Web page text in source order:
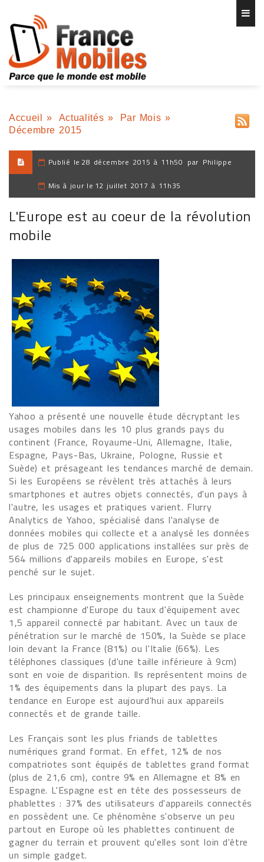
Accueil » Actualités » Par Mois »
Décembre 2015
Publié le 28 décembre 2015 à 11h50 par Philippe
Mis à jour le 12 juillet 2017 à 11h35
L'Europe est au coeur de la révolution
mobile
Yahoo a présenté une nouvelle étude décryptant les
usages mobiles dans les 10 plus grands pays du
continent (France, Royaume-Uni, Allemagne, Italie,
Espagne, Pays-Bas, Ukraine, Pologne, Russie et
Suède) et présageant les tendances marché de demain.
Si les Européens se révèlent très attachés à leurs
smartphones et autres objets connectés, d'un pays à
l'autre, les usages et pratiques varient. Flurry
Analytics de Yahoo, spécialisé dans l'analyse de
données mobiles qui collecte et a analysé les données
de plus de 725 000 applications installées sur près de
564 millions d'appareils mobiles en Europe, s'est
penché sur le sujet.
Les principaux enseignements montrent que la Suède
est championne d'Europe du taux d'équipement avec
1,5 appareil connecté par habitant. Avec un taux de
pénétration sur le marché de 150%, la Suède se place
loin devant la France (81%) ou l'Italie (66%). Les
téléphones classiques (d'une taille inférieure à 9cm)
sont en voie de disparition. Ils représentent moins de
1% des équipements dans la plupart des pays. La
tendance en Europe est aujourd'hui aux appareils
connectés et de grande taille.
Les Français sont les plus friands de tablettes
numériques grand format. En effet, 12% de nos
compatriotes sont équipés de tablettes grand format
(plus de 21,6 cm), contre 9% en Allemagne et 8% en
Espagne. L'Espagne est en tête des possesseurs de
phablettes : 37% des utilisateurs d'appareils connectés
en possèdent une. Ce phénomène s'observe un peu
partout en Europe où les phablettes continuent de
gagner du terrain et prouvent qu'elles sont loin d'être
un simple gadget.